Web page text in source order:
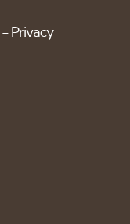
Privacy